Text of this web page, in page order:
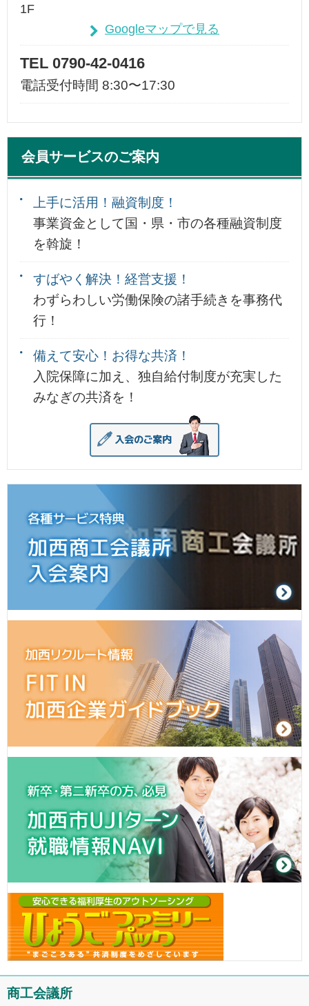
1F
Googleマップで見る
TEL 0790-42-0416
電話受付時間 8:30〜17:30
会員サービスのご案内
上手に活用！融資制度！
事業資金として国・県・市の各種融資制度
を斡旋！
すばやく解決！経営支援！
わずらわしい労働保険の諸手続きを事務代
行！
備えて安心！お得な共済！
入院保障に加え、独自給付制度が充実した
みなぎの共済を！
商工会議所